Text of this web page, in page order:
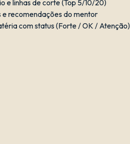
e linhas de corte (Top 5/10/20)
e recomendações do mentor
com status (Forte / OK / Atenção)